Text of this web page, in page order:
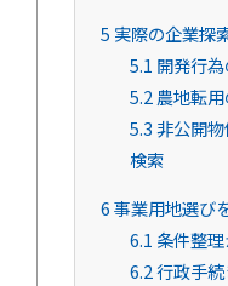
5 実際の企業探
5.1 開発行
5.2農地転
5.3非公開
検索
6事業用地選び
6.1 条件整
6.2行政手